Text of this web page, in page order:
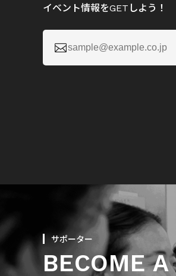
イベント情報をGETしよう！

サポーター
BECOME